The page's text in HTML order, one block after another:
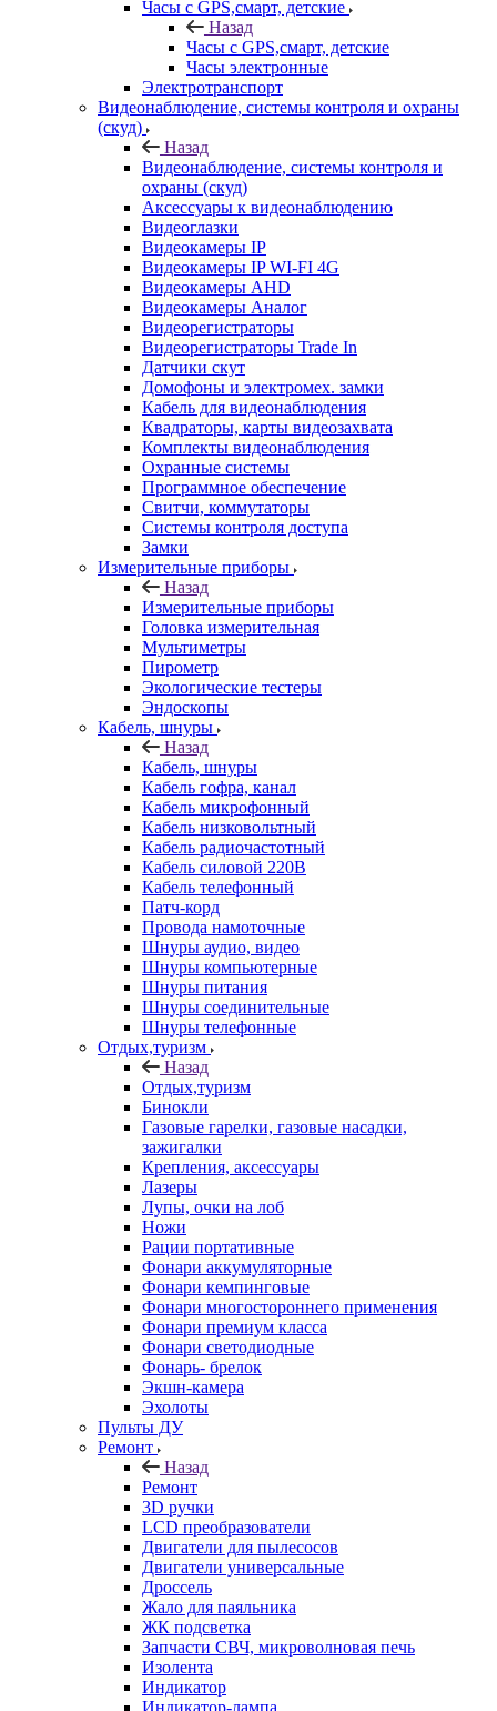
Часы с GPS,смарт, детские
Назад
Часы с GPS,смарт, детские
Часы электронные
Электротранспорт
Видеонаблюдение, системы контроля и охраны
(скуд)
Назад
Видеонаблюдение, системы контроля и
охраны (скуд)
Аксессуары к видеонаблюдению
Видеоглазки
Видеокамеры IP
Видеокамеры IP WI-FI 4G
Видеокамеры AHD
Видеокамеры Аналог
Видеорегистраторы
Видеорегистраторы Trade In
Датчики скут
Домофоны и электромех. замки
Кабель для видеонаблюдения
Квадраторы, карты видеозахвата
Комплекты видеонаблюдения
Охранные системы
Программное обеспечение
Свитчи, коммутаторы
Системы контроля доступа
Замки
Измерительные приборы
Назад
Измерительные приборы
Головка измерительная
Мультиметры
Пирометр
Экологические тестеры
Эндоскопы
Кабель, шнуры
Назад
Кабель, шнуры
Кабель гофра, канал
Кабель микрофонный
Кабель низковольтный
Кабель радиочастотный
Кабель силовой 220В
Кабель телефонный
Патч-корд
Провода намоточные
Шнуры аудио, видео
Шнуры компьютерные
Шнуры питания
Шнуры соединительные
Шнуры телефонные
Отдых,туризм
Назад
Отдых,туризм
Бинокли
Газовые гарелки, газовые насадки,
зажигалки
Крепления, аксессуары
Лазеры
Лупы, очки на лоб
Ножи
Рации портативные
Фонари аккумуляторные
Фонари кемпинговые
Фонари многостороннего применения
Фонари премиум класса
Фонари светодиодные
Фонарь- брелок
Экшн-камера
Эхолоты
Пульты ДУ
Ремонт
Назад
Ремонт
3D ручки
LCD преобразователи
Двигатели для пылесосов
Двигатели универсальные
Дроссель
Жало для паяльника
ЖК подсветка
Запчасти СВЧ, микроволновая печь
Изолента
Индикатор
Индикатор-лампа